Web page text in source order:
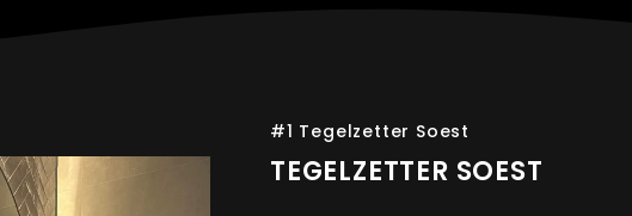
#1 Tegelzetter Soest
TEGELZETTER SOEST